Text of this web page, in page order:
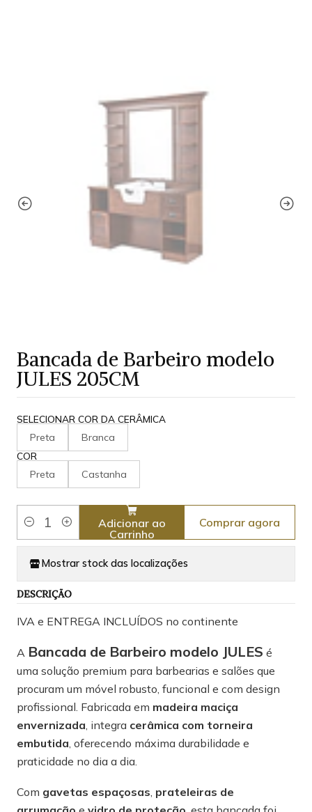
Bancada de Barbeiro modelo
JULES 205CM
SELECIONAR COR DA CERÂMICA
Preta Branca
COR
Preta Castanha
Quantidade
Adicionar ao
Carrinho
Comprar agora
Mostrar stock das localizações
DESCRIÇÃO
IVA e ENTREGA INCLUÍDOS no continente
A Bancada de Barbeiro modelo JULES é
uma solução premium para barbearias e salões que
procuram um móvel robusto, funcional e com design
profissional. Fabricada em madeira maciça
envernizada , integra cerâmica com torneira
embutida , oferecendo máxima durabilidade e
praticidade no dia a dia.
Com gavetas espaçosas prateleiras de